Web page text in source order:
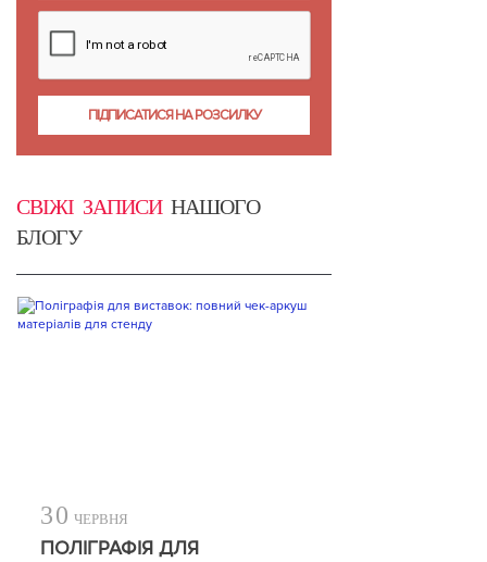
СВІЖІ ЗАПИСИНАШОГО
БЛОГУ
30 ЧЕРВНЯ
ПОЛІГРАФІЯ ДЛЯ